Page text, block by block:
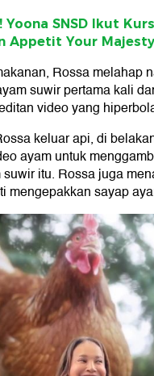
SNSD Ikut
Appetit Your
Rossa melahap
suwir pertama kali
video yang
keluar api, di
ayam untuk
itu. Rossa juga
mengepakkan sayap